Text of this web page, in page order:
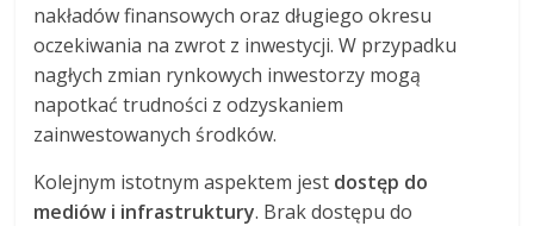
nakładów finansowych oraz długiego okresu
oczekiwania na zwrot z inwestycji. W przypadku
nagłych zmian rynkowych inwestorzy mogą
napotkać trudności z odzyskaniem
zainwestowanych środków.
Kolejnym istotnym aspektem jest dostęp do
mediów i infrastruktury. Brak dostępu do